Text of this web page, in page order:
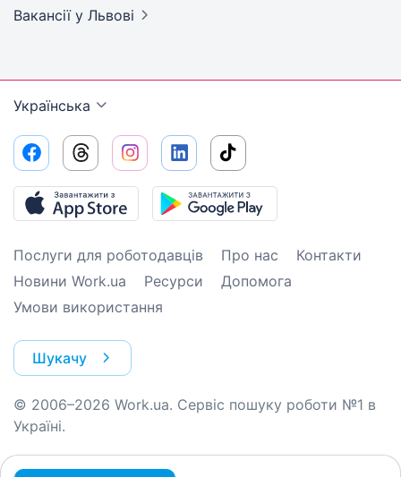
Вакансії у Львові
Українська
Послуги для роботодавців Про нас
Контакти
Новини Work.ua
Ресурси
Допомога
Умови використання
Шукачу
© 2006–2026 Work.ua. Сервіс пошуку роботи №1 в
Україні.